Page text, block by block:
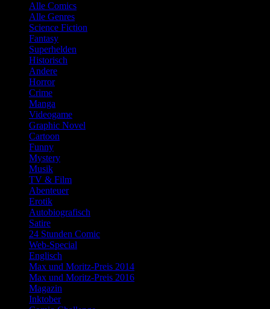
Alle Comics
Alle Genres
Science Fiction
Fantasy
Superhelden
Historisch
Andere
Horror
Crime
Manga
Videogame
Graphic Novel
Cartoon
Funny
Mystery
Musik
TV & Film
Abenteuer
Erotik
Autobiografisch
Satire
24 Stunden Comic
Web-Special
Englisch
Max und Moritz-Preis 2014
Max und Moritz-Preis 2016
Magazin
Inktober